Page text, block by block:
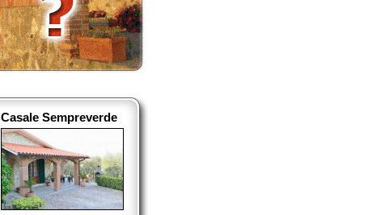
Casale Sempreverde